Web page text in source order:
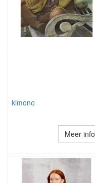
kimono
Meer info